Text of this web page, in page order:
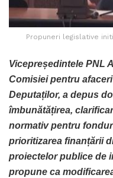
Propuneri legislative
Vicepreședintele PNL
Comisiei pentru
Deputaților, a depus
îmbunătățirea,
normativ pentru
prioritizarea finanțării
proiectelor publice de
propune ca